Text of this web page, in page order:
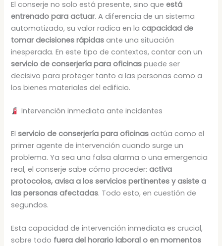
El conserje no solo está presente, sino queestá
entrenado para actuar. A diferencia de un sistema
automatizado, su valor radica en lacapacidad de
tomar decisiones rápidas ante una situación
inesperada. En este tipo de contextos, contar con un
servicio de conserjería para oficinas puede ser
decisivo para proteger tanto a las personas como a
los bienes materiales del edificio.
Intervención inmediata ante incidentes
Elservicio de conserjería para oficinas actúa como el
primer agente de intervención cuando surge un
problema. Ya sea una falsa alarma o una emergencia
real, el conserje sabe cómo proceder:activa
protocolos, avisa a los servicios pertinentes y asiste a
las personas afectadas. Todo esto, en cuestión de
segundos.
Esta capacidad de intervención inmediata es crucial,
sobre todo fuera del horario laboral o en momentos